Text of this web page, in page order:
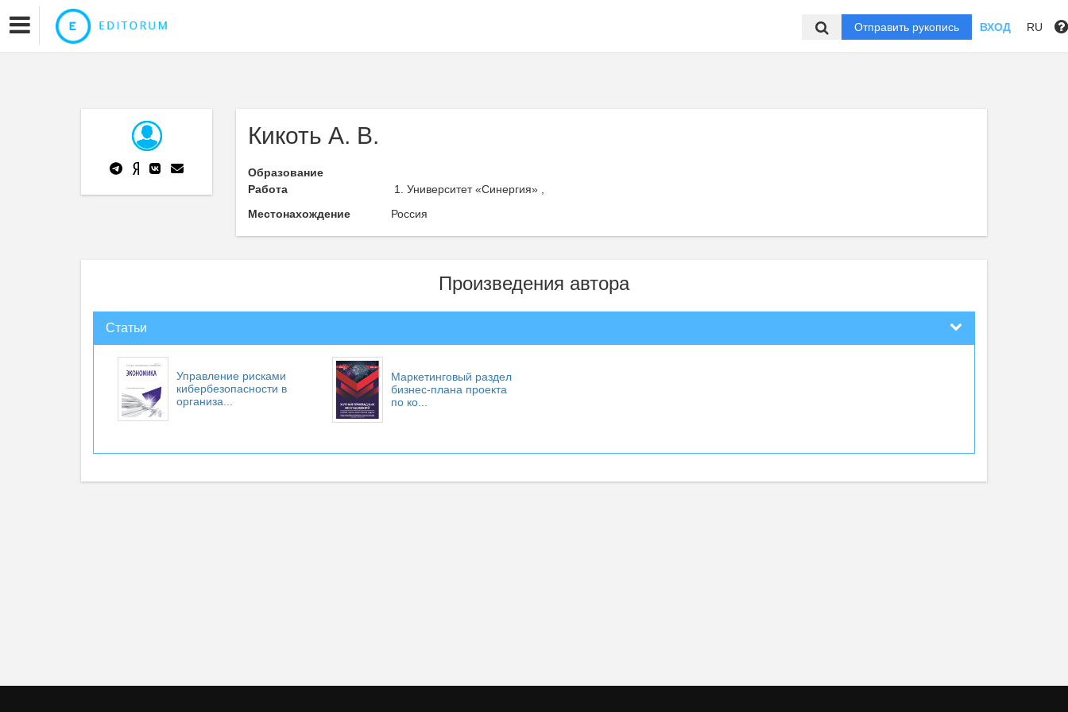
Отправить рукопись ВХОД RU
Кикоть А. В.
Образование
Работа
Университет «Синергия» ,
Местонахождение
Россия
Произведения автора
Статьи
Управление рисками
кибербезопасности в
организа...
Маркетинговый раздел
бизнес-плана проекта
по ко...